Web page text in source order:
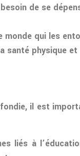
de se
qui les
santé physique
il est
liés à